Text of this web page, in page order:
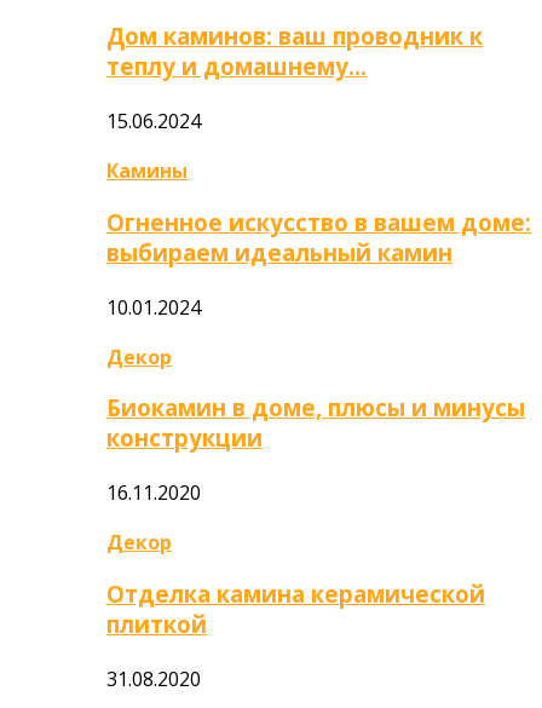
Дом каминов: ваш проводник к
теплу и домашнему…
15.06.2024
Камины
Огненное искусство в вашем доме:
выбираем идеальный камин
10.01.2024
Декор
Биокамин в доме, плюсы и минусы
конструкции
16.11.2020
Декор
Отделка камина керамической
плиткой
31.08.2020